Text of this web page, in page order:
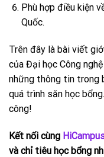
Phù hợp điều kiện
Quốc.
Trên đây là bài viết
của Đại học Công
những thông tin trong
quá trình săn học
công!
Kết nối cùng
và chỉ tiêu học bổng